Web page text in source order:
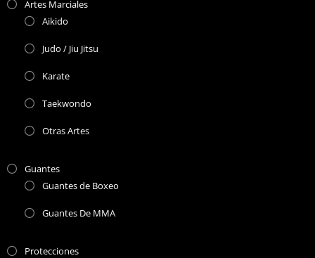
Artes Marciales
Aikido
Judo / Jiu Jitsu
Karate
Taekwondo
Otras Artes
Guantes
Guantes de Boxeo
Guantes De MMA
Protecciones